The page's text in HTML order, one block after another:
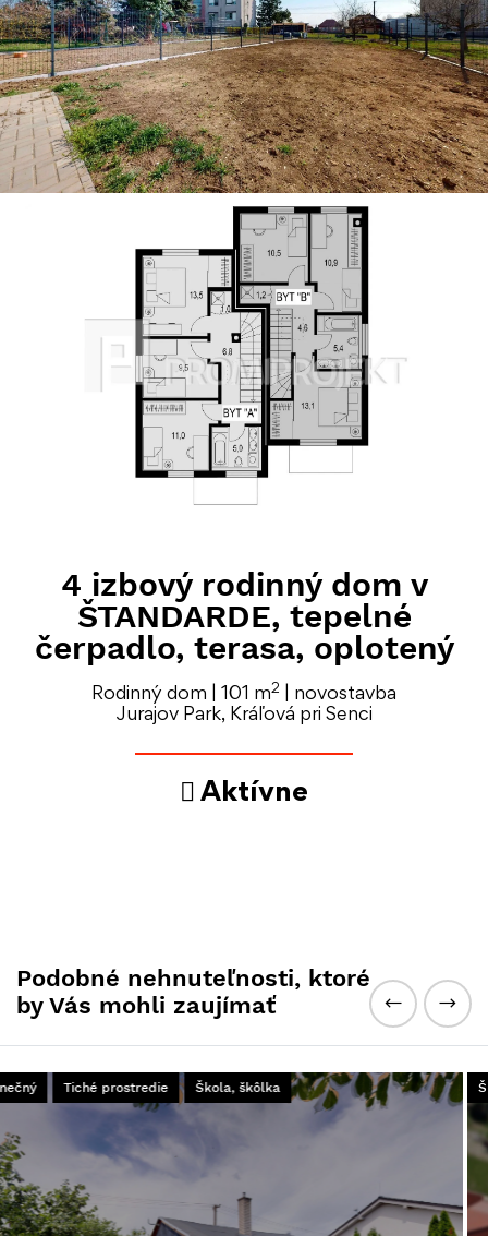
4 izbový rodinný dom v
ŠTANDARDE, tepelné
čerpadlo, terasa, oplotený
Rodinný dom | 101 m2
| novostavba
Jurajov Park, Kráľová pri Senci
Aktívne
Podobné nehnuteľnosti, ktoré
by Vás mohli zaujímať
Škola, škôlka